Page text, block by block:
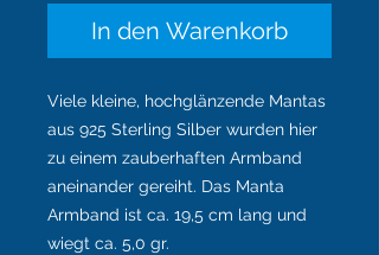
In den Warenkorb
Viele kleine, hochglänzende Mantas
aus 925 Sterling Silber wurden hier
zu einem zauberhaften Armband
aneinander gereiht. Das Manta
Armband ist ca. 19,5 cm lang und
wiegt ca. 5,0 gr.